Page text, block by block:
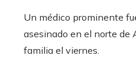
Un médico prominente
asesinado en el norte de
familia el viernes.